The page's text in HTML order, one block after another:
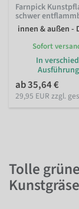
Farnpick
schwer
innen & außen -
Sofort
In
ab 35,64 €
29,95 EUR zzgl.
Tolle